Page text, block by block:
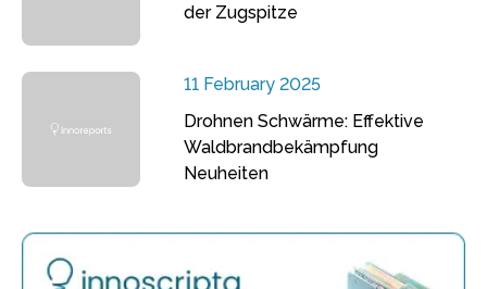
der Zugspitze
11 February 2025
Drohnen Schwärme: Effektive
Waldbrandbekämpfung
Neuheiten